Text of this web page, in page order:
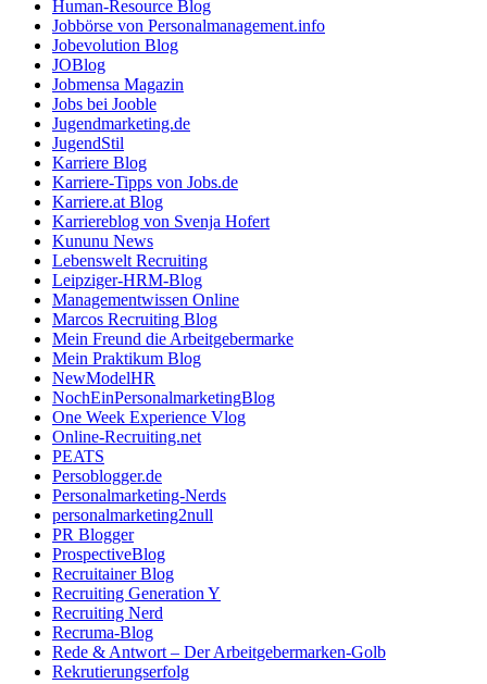
Human-Resource Blog
Jobbörse von Personalmanagement.info
Jobevolution Blog
JOBlog
Jobmensa Magazin
Jobs bei Jooble
Jugendmarketing.de
JugendStil
Karriere Blog
Karriere-Tipps von Jobs.de
Karriere.at Blog
Karriereblog von Svenja Hofert
Kununu News
Lebenswelt Recruiting
Leipziger-HRM-Blog
Managementwissen Online
Marcos Recruiting Blog
Mein Freund die Arbeitgebermarke
Mein Praktikum Blog
NewModelHR
NochEinPersonalmarketingBlog
One Week Experience Vlog
Online-Recruiting.net
PEATS
Persoblogger.de
Personalmarketing-Nerds
personalmarketing2null
PR Blogger
ProspectiveBlog
Recruitainer Blog
Recruiting Generation Y
Recruiting Nerd
Recruma-Blog
Rede & Antwort – Der Arbeitgebermarken-Golb
Rekrutierungserfolg